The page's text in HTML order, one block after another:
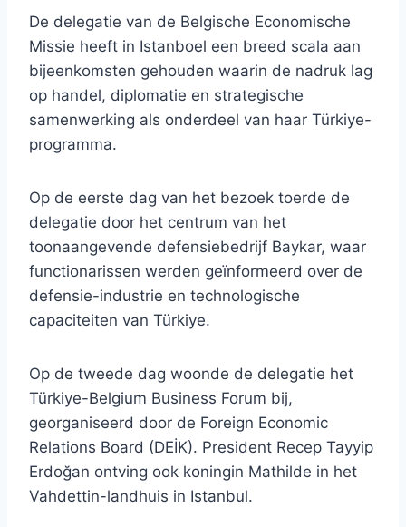
De delegatie van de Belgische Economische
Missie heeft in Istanboel een breed scala aan
bijeenkomsten gehouden waarin de nadruk lag
op handel, diplomatie en strategische
samenwerking als onderdeel van haar Türkiye-
programma.
Op de eerste dag van het bezoek toerde de
delegatie door het centrum van het
toonaangevende defensiebedrijf Baykar, waar
functionarissen werden geïnformeerd over de
defensie-industrie en technologische
capaciteiten van Türkiye.
Op de tweede dag woonde de delegatie het
Türkiye-Belgium Business Forum bij,
georganiseerd door de Foreign Economic
Relations Board (DEİK). President Recep Tayyip
Erdoğan ontving ook koningin Mathilde in het
Vahdettin-landhuis in Istanbul.